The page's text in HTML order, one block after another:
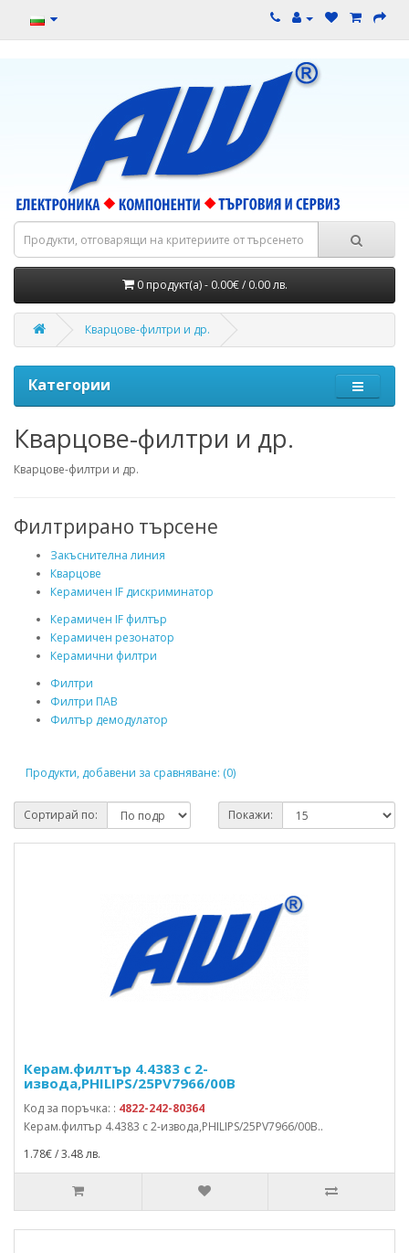
0 продукт(а) - 0.00€ / 0.00 лв.
Кварцове-филтри и др.
Категории
Кварцове-филтри и др.
Кварцове-филтри и др.
Филтрирано търсене
Закъснителна линия
Кварцове
Керамичен IF дискриминатор
Керамичен IF филтър
Керамичен резонатор
Керамични филтри
Филтри
Филтри ПАВ
Филтър демодулатор
Продукти, добавени за сравняване: (0)
Сортирай по: Покажи:
Керам.филтър 4.4383 с 2-
извода,PHILIPS/25PV7966/00B
Код за поръчка: : 4822-242-80364
Керам.филтър 4.4383 с 2-извода,PHILIPS/25PV7966/00B..
1.78€ / 3.48 лв.